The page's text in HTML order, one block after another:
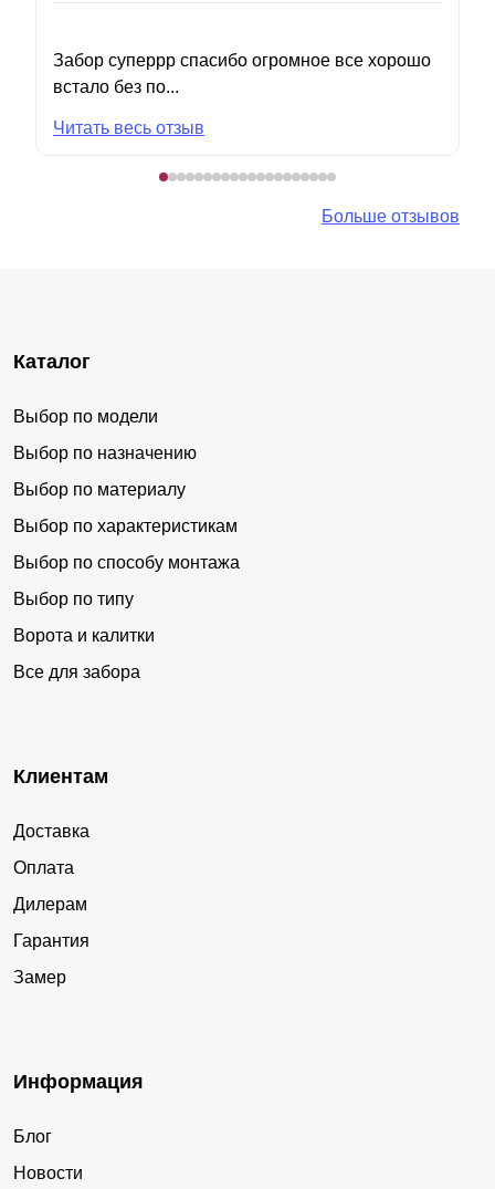
Забор суперрр спасибо огромное все хорошо
встало без по...
Читать весь отзыв
Больше отзывов
Каталог
Выбор по модели
Выбор по назначению
Выбор по материалу
Выбор по характеристикам
Выбор по способу монтажа
Выбор по типу
Ворота и калитки
Все для забора
Клиентам
Доставка
Оплата
Дилерам
Гарантия
Замер
Информация
Блог
Новости